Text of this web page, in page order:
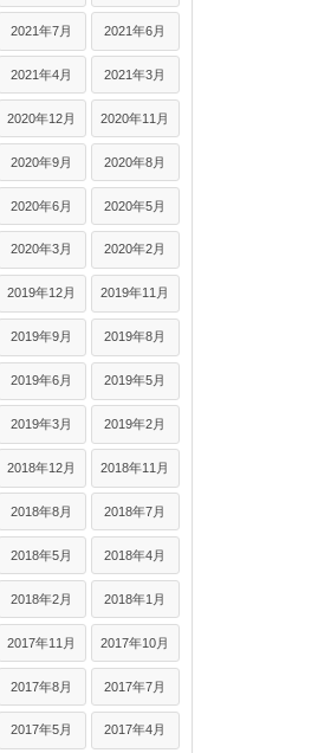
2021年7月 2021年6月
2021年4月 2021年3月
2020年12月 2020年11月
2020年9月 2020年8月
2020年6月 2020年5月
2020年3月 2020年2月
2019年12月 2019年11月
2019年9月 2019年8月
2019年6月 2019年5月
2019年3月 2019年2月
2018年12月 2018年11月
2018年8月 2018年7月
2018年5月 2018年4月
2018年2月 2018年1月
2017年11月 2017年10月
2017年8月 2017年7月
2017年5月 2017年4月